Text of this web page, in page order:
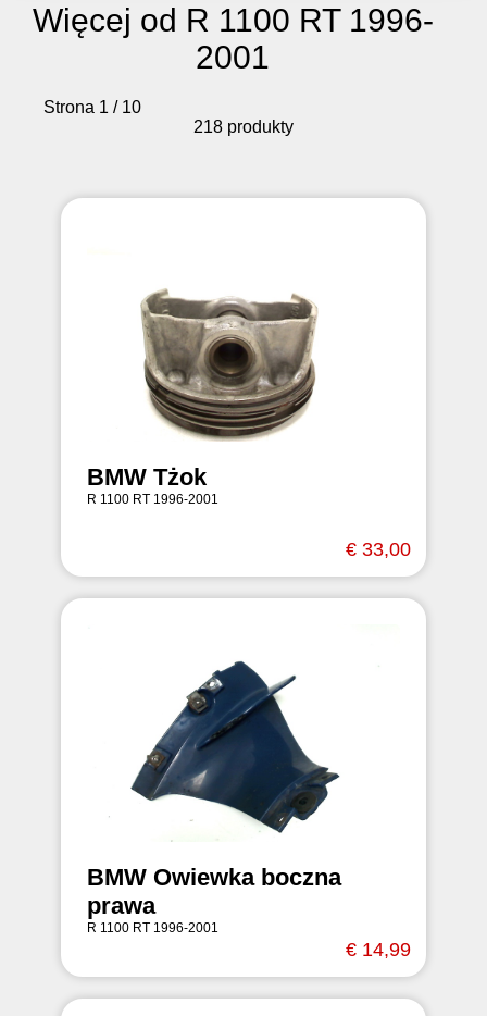
Więcej od R 1100 RT 1996-
2001
Strona 1 / 10
218 produkty
BMW Tżok
R 1100 RT 1996-2001
€ 33,00
BMW Owiewka boczna
prawa
R 1100 RT 1996-2001
€ 14,99